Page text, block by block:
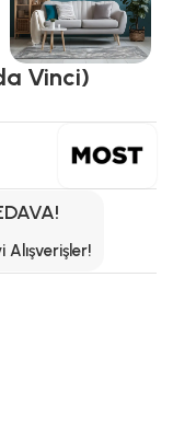
Vinci)
Alışverişler!